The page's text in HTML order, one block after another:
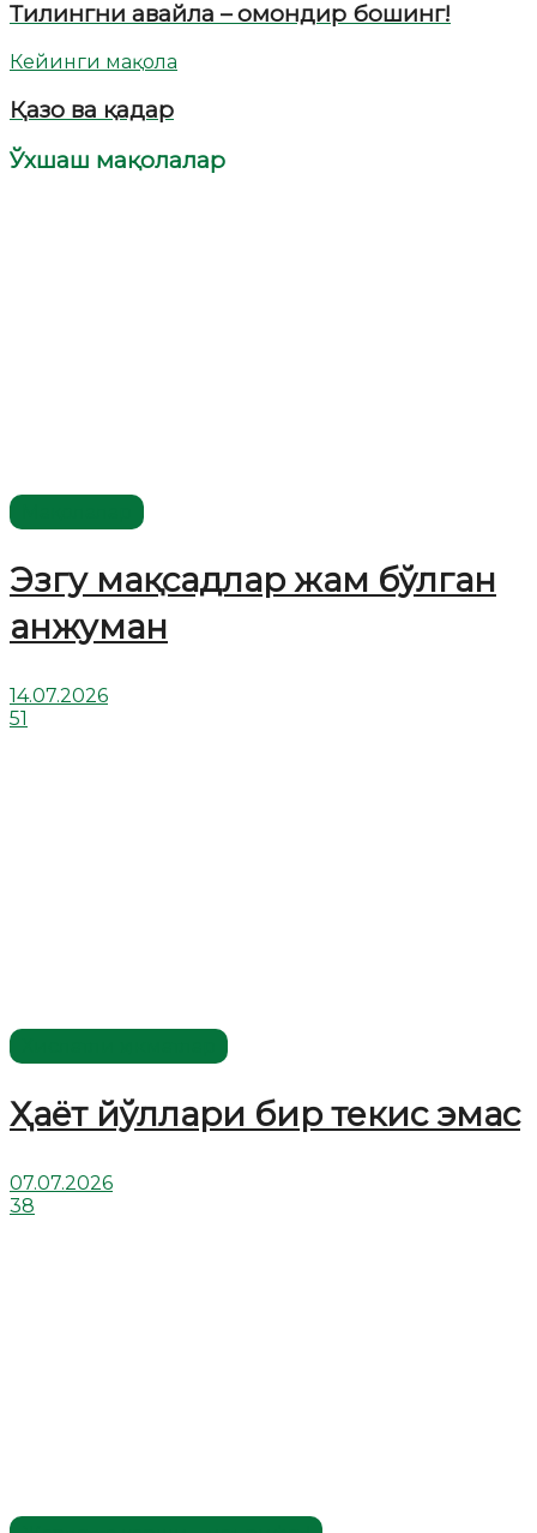
Тилингни авайла – омондир бошинг!
Кейинги мақола
Қазо ва қадар
Ўхшаш мақолалар
Эзгу мақсадлар жам бўлган
анжуман
14.07.2026
51
Ҳаёт йўллари бир текис эмас
07.07.2026
38